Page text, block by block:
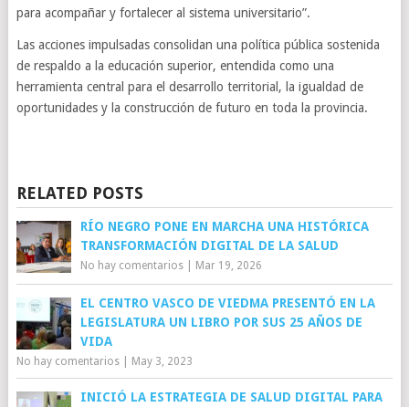
para acompañar y fortalecer al sistema universitario”.
Las acciones impulsadas consolidan una política pública sostenida
de respaldo a la educación superior, entendida como una
herramienta central para el desarrollo territorial, la igualdad de
oportunidades y la construcción de futuro en toda la provincia.
RELATED POSTS
RÍO NEGRO PONE EN MARCHA UNA HISTÓRICA
TRANSFORMACIÓN DIGITAL DE LA SALUD
No hay comentarios| Mar 19, 2026
EL CENTRO VASCO DE VIEDMA PRESENTÓ EN LA
LEGISLATURA UN LIBRO POR SUS 25 AÑOS DE
VIDA
No hay comentarios| May 3, 2023
INICIÓ LA ESTRATEGIA DE SALUD DIGITAL PARA